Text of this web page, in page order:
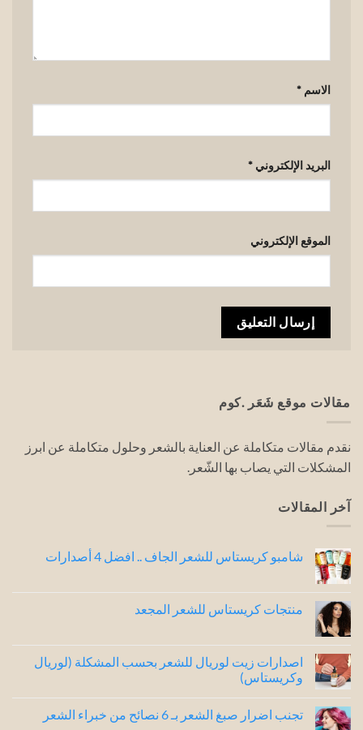
الاسم *
البريد الإلكتروني *
الموقع الإلكتروني
مقالات موقع شَعَر .كوم
نقدم مقالات متكاملة عن العناية بالشعر وحلول متكاملة عن ابرز
المشكلات التي يصاب بها الشّعر.
آخر المقالات
شامبو كريستاس للشعر الجاف .. افضل 4 أصدارات
تعليقات
شامبو
الجاف
..
افضل
4
أصدارات
منتجات كريستاس للشعر المجعد
تعليقات
على
منتجات
كريستاس
للشعر
المجعد
اصدارات زيت لوريال للشعر بحسب المشكلة (لوريال
وكريستاس)
تعليقات
تجنب اضرار صبغ الشعر بـ 6 نصائح من خبراء الشعر